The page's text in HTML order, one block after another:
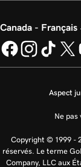
Canada - Français
Aspect
Ne pas
Copyright © 1999 -
réservés. Le terme
Company, LLC aux